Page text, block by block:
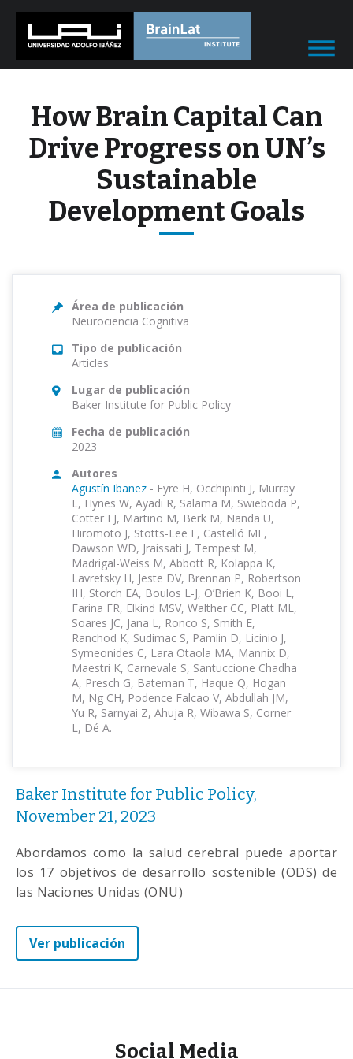
How Brain Capital Can
Drive Progress on UN’s
Sustainable
Development Goals
Área de publicación
Neurociencia Cognitiva
Tipo de publicación
Articles
Lugar de publicación
Baker Institute for Public Policy
Fecha de publicación
2023
Autores
Agustín Ibañez - Eyre H, Occhipinti J, Murray
L, Hynes W, Ayadi R, Salama M, Swieboda P,
Cotter EJ, Martino M, Berk M, Nanda U,
Hiromoto J, Stotts-Lee E, Castelló ME,
Dawson WD, Jraissati J, Tempest M,
Madrigal-Weiss M, Abbott R, Kolappa K,
Lavretsky H, Jeste DV, Brennan P, Robertson
IH, Storch EA, Boulos L-J, O’Brien K, Booi L,
Farina FR, Elkind MSV, Walther CC, Platt ML,
Soares JC, Jana L, Ronco S, Smith E,
Ranchod K, Sudimac S, Pamlin D, Licinio J,
Symeonides C, Lara Otaola MA, Mannix D,
Maestri K, Carnevale S, Santuccione Chadha
A, Presch G, Bateman T, Haque Q, Hogan
M, Ng CH, Podence Falcao V, Abdullah JM,
Yu R, Sarnyai Z, Ahuja R, Wibawa S, Corner
L, Dé A.
Baker Institute for Public Policy,
November 21, 2023
Abordamos como la salud cerebral puede aportar
los 17 objetivos de desarrollo sostenible (ODS) de
las Naciones Unidas (ONU)
Ver publicación
Social Media